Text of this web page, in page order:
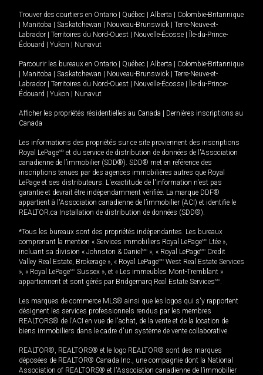
Trouver des courtiers en Ontario | Québec | Alberta | Colombie-Britannique
| Manitoba | Saskatchewan | Nouveau-Brunswick | Terre-Neuve-et-
Labrador | Territoires du Nord-Ouest | Nouvelle-Écosse | Île-du-Prince-
Édouard | Yukon | Nunavut
Parcourir les bureaux en Ontario | Québec | Alberta | Colombie-Britannique
| Manitoba | Saskatchewan | Nouveau-Brunswick | Terre-Neuve-et-
Labrador | Territoires du Nord-Ouest | Nouvelle-Écosse | Île-du-Prince-
Édouard | Yukon | Nunavut
Afficher les propriétés résidentielles au Canada | Dernières inscriptions au
Canada
Les informations des propriétés sur ce site proviennent des inscriptions
Royal LePageMD et du service de distribution de données de l'Association
canadienne de l’immobilier (SDD®). SDD® met en référence des
inscriptions tenues par des agences immobilières autres que Royal
LePage et ses distributeurs. L'exactitude de l'information n'est pas
garantie et devrait être indépendamment vérifiée. La marque DDF®
appartient à l'Association canadienne de l’immobilier (ACI) et identifie le
REALTOR.ca Installation de distribution de données (SDD®).
*Tous les bureaux sont des propriétés indépendantes. Les bureaux
comprenant la mention « Services immobiliers Royal LePageMD Ltée »,
incluant sa division « Johnston & Daniel MD », « Royal LePageMD Credit
Valley Real Estate, Brokerage », « Royal LePageMD West Real Estate Services
», « Royal LePageMD Sussex », et « Les immeubles Mont-Tremblant »
appartiennent et sont gérés par Bridgemarq Real Estate ServicesMD
Les marques de commerce MLS® ainsi que les logos qui s'y rapportent
désignent les services professionnels rendus par les membres
REALTORS® de l'ACI en vue de l'achat, de la vente et de la location de
biens immobiliers dans le cadre d'un système de vente collaborative.
REALTOR®, REALTORS® et le logo REALTOR® sont des marques
déposées de REALTOR® Canada Inc., une compagnie dont la National
Association of REALTORS® et l'Association canadienne de l’immobilier